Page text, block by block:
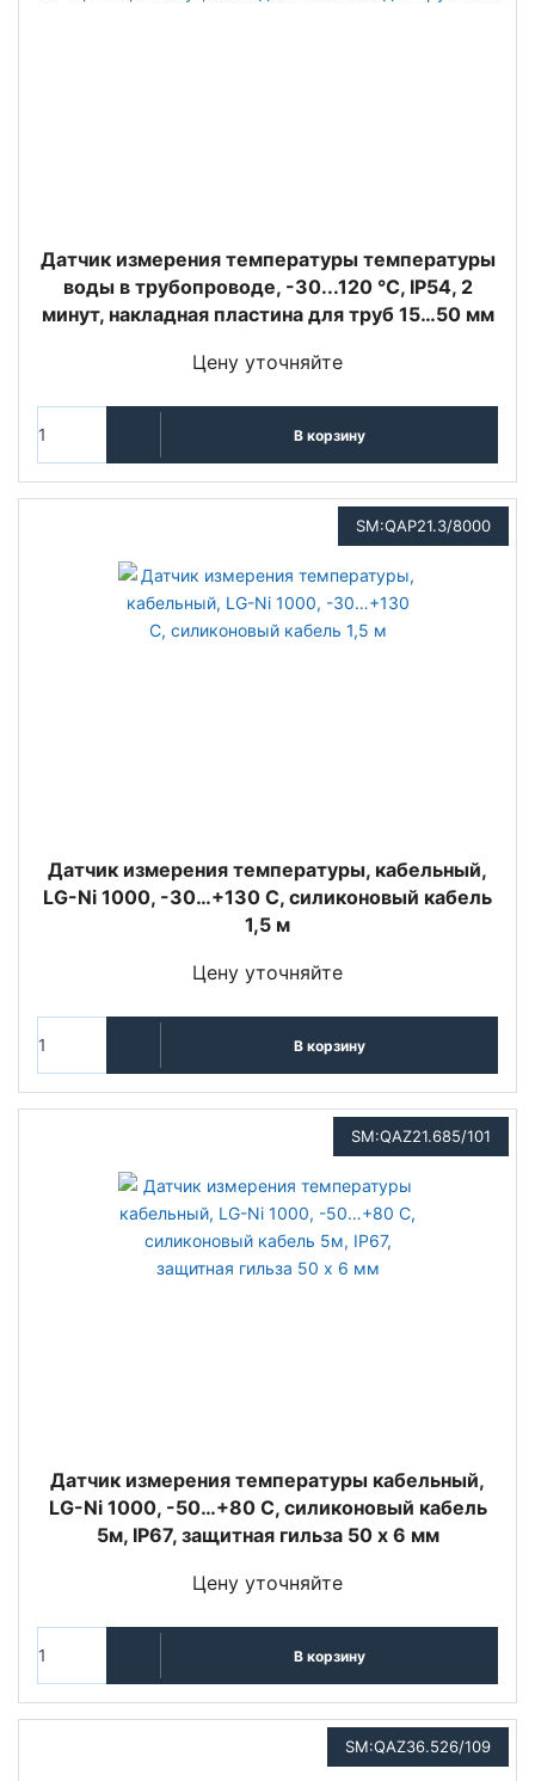
Датчик измерения температуры температуры
воды в трубопроводе, -30...120 °C, IP54, 2
минут, накладная пластина для труб 15…50 мм
Цену уточняйте
В корзину
SM:QAP21.3/8000
Датчик измерения температуры, кабельный,
LG-Ni 1000, -30…+130 С, силиконовый кабель
1,5 м
Цену уточняйте
В корзину
SM:QAZ21.685/101
Датчик измерения температуры кабельный,
LG-Ni 1000, -50…+80 С, силиконовый кабель
5м, IP67, защитная гильза 50 x 6 мм
Цену уточняйте
В корзину
SM:QAZ36.526/109